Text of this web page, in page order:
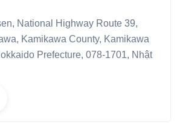
National Highway Route 39,
Kamikawa County, Kamikawa
Prefecture, 078-1701, Nhật